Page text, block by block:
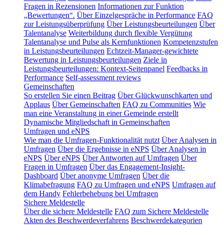
Fragen in Rezensionen Informationen zur Funktion
„Bewertungen“. Über Einzelgespräche in Performance FAQ
zur Leistungsüberprüfung Über Leistungsbeurteilungen Über
Talentanalyse Weiterbildung durch flexible Vergütung
Talentanalyse und Pulse als Kernfunktionen Kompetenzstufen
in Leistungsbeurteilungen Echtzeit-Manager-gewichtete
Bewertung in Leistungsbeurteilungen Ziele in
Leistungsbeurteilungen: Kontext-Seitenpanel Feedbacks in
Performance Self-assessment reviews
Gemeinschaften
So erstellen Sie einen Beitrag Über Glückwunschkarten und
Applaus Über Gemeinschaften FAQ zu Communities Wie
man eine Veranstaltung in einer Gemeinde erstellt
Dynamische Mitgliedschaft in Gemeinschaften
Umfragen und eNPS
Wie man die Umfragen-Funktionalität nutzt Über Analysen in
Umfragen Über die Ergebnisse in eNPS Über Analysen in
eNPS Über eNPS Über Antworten auf Umfragen Über
Fragen in Umfragen Über das Engagement-Insight-
Dashboard Über anonyme Umfragen Über die
Klimabefragung FAQ zu Umfragen und eNPS Umfragen auf
dem Handy Fehlerbehebung bei Umfragen
Sichere Meldestelle
Über die sichere Meldestelle FAQ zum Sichere Meldestelle
Akten des Beschwerdeverfahrens Beschwerdekategorien